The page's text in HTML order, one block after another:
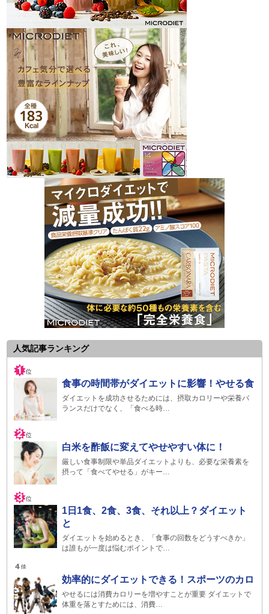
人気記事ランキング
食事の時間帯がダイエットに影響！やせる食
ダイエットを成功させるためには、摂取カロリーや栄養バ
ランスだけでなく、「食べる時…
白米を酢飯に変えてやせやすい体に！
厳しい食事制限や単品ダイエットよりも、必要な栄養素を
摂って「食べてやせる」がキー…
1日1食、2食、3食、それ以上？ダイエット
と
ダイエットを始めるとき、「食事の回数をどうすべきか」
は誰もが一度は悩むポイントで…
効率的にダイエットできる！スポーツのカロ
やせるには消費カロリーを増やすことが重要 ダイエットで
体重を落とすためには、消費…